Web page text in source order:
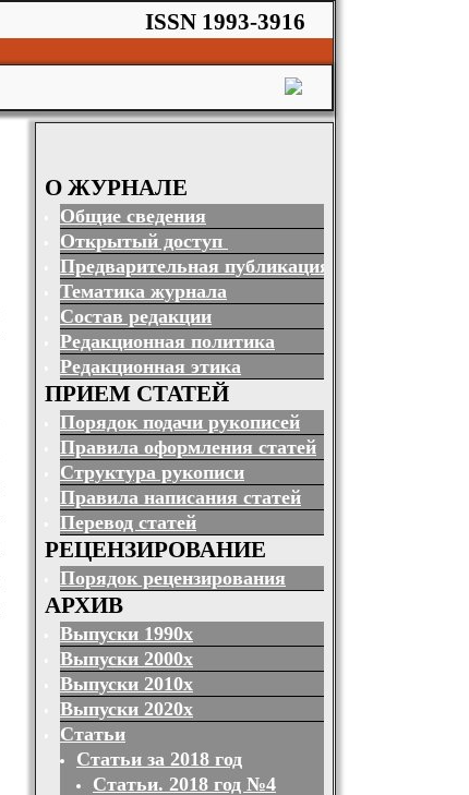
ISSN 1993-3916
О ЖУРНАЛЕ
Общие сведения
Открытый доступ
Предварительная публикация
Тематика журнала
Состав редакции
Редакционная политика
Редакционная этика
ПРИЕМ СТАТЕЙ
Порядок подачи рукописей
Правила оформления статей
Структура рукописи
Правила написания статей
Перевод статей
РЕЦЕНЗИРОВАНИЕ
Порядок рецензирования
АРХИВ
Выпуски 1990х
Выпуски 2000х
Выпуски 2010х
Выпуски 2020х
Статьи
Статьи за 2018 год
Статьи. 2018 год №4